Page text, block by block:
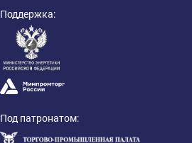
Поддержка:
Под патронатом: